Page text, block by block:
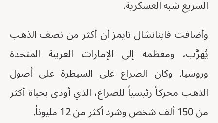
السريع شبه العسكرية.
وأضافت فاينانشال تايمز أن أكثر من نصف الذهب
يُهرَّب، ومعظمه إلى الإمارات العربية المتحدة
وروسيا. وكان الصراع على السيطرة على أصول
الذهب محركاً رئيسياً للصراع، الذي أودى بحياة أكثر
من 150 ألف شخص وشرد أكثر من 12 مليوناً.